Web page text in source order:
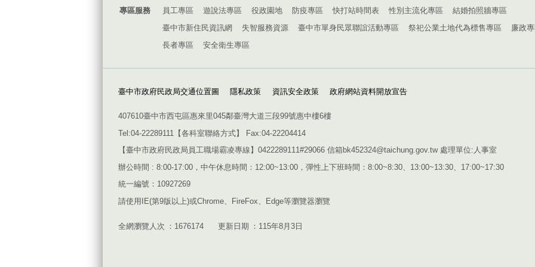
專區服務 員工專區 遊說法專區 役政園地 防疫專區 快打站時間表 性別主流化專區
結婚拍照牆專區
臺中市新住民資訊網
失智服務資源 臺中市單身民眾聯誼活動專區 祭祀公業土地代為標售專區
廉政
長者專區
安全衛生專區
臺中市政府民政局交通位置圖 隱私政策 資訊安全政策 政府網站資料開放宣告
407610臺中市西屯區惠來里045鄰臺灣大道三段99號惠中樓6樓
Tel:04-22289111【各科室聯絡方式】 Fax:04-22204414
【臺中市政府民政局員工職場霸凌專線】0422289111#29066 信箱bk452324@taichung.gov.tw 處理單位:人事室
辦公時間 : 8:00-17:00，中午休息時間：12:00~13:00，彈性上下班時間：8:00~8:30、13:00~13:30、17:00~17:30
統一編號：10927269
請使用 IE(第9版以上)或Chrome FireFox Edge等瀏覽器瀏覽
全網瀏覽人次 1676174 更新日期 115年8月3日